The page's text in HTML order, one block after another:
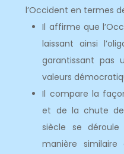
l’Occident en termes
Il affirme que
laissant ainsi
garantissant pas
valeurs
Il compare la
et de la chute
siècle se
manière